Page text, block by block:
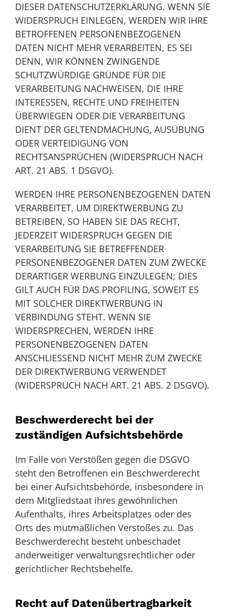
DIESER DATENSCHUTZERKLÄRUNG. WENN SIE
WIDERSPRUCH EINLEGEN, WERDEN WIR IHRE
BETROFFENEN PERSONENBEZOGENEN
DATEN NICHT MEHR VERARBEITEN, ES SEI
DENN, WIR KÖNNEN ZWINGENDE
SCHUTZWÜRDIGE GRÜNDE FÜR DIE
VERARBEITUNG NACHWEISEN, DIE IHRE
INTERESSEN, RECHTE UND FREIHEITEN
ÜBERWIEGEN ODER DIE VERARBEITUNG
DIENT DER GELTENDMACHUNG, AUSÜBUNG
ODER VERTEIDIGUNG VON
RECHTSANSPRÜCHEN (WIDERSPRUCH NACH
ART. 21 ABS. 1 DSGVO).
WERDEN IHRE PERSONENBEZOGENEN DATEN
VERARBEITET, UM DIREKTWERBUNG ZU
BETREIBEN, SO HABEN SIE DAS RECHT,
JEDERZEIT WIDERSPRUCH GEGEN DIE
VERARBEITUNG SIE BETREFFENDER
PERSONENBEZOGENER DATEN ZUM ZWECKE
DERARTIGER WERBUNG EINZULEGEN; DIES
GILT AUCH FÜR DAS PROFILING, SOWEIT ES
MIT SOLCHER DIREKTWERBUNG IN
VERBINDUNG STEHT. WENN SIE
WIDERSPRECHEN, WERDEN IHRE
PERSONENBEZOGENEN DATEN
ANSCHLIESSEND NICHT MEHR ZUM ZWECKE
DER DIREKTWERBUNG VERWENDET
(WIDERSPRUCH NACH ART. 21 ABS. 2 DSGVO).
Beschwerde­recht bei der
zuständigen Aufsichts­behörde
Im Falle von Verstößen gegen die DSGVO
steht den Betroffenen ein Beschwerderecht
bei einer Aufsichtsbehörde, insbesondere in
dem Mitgliedstaat ihres gewöhnlichen
Aufenthalts, ihres Arbeitsplatzes oder des
Orts des mutmaßlichen Verstoßes zu. Das
Beschwerderecht besteht unbeschadet
anderweitiger verwaltungsrechtlicher oder
gerichtlicher Rechtsbehelfe.
Recht auf Daten­übertrag­barkeit